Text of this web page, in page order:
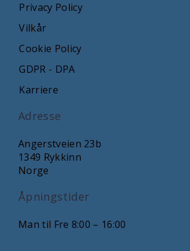
Privacy Policy
Vilkår
Cookie Policy
GDPR - DPA
Karriere
Adresse
Angerstveien 23b
1349 Rykkinn
Norge
Åpningstider
Man til Fre 8:00 – 16:00